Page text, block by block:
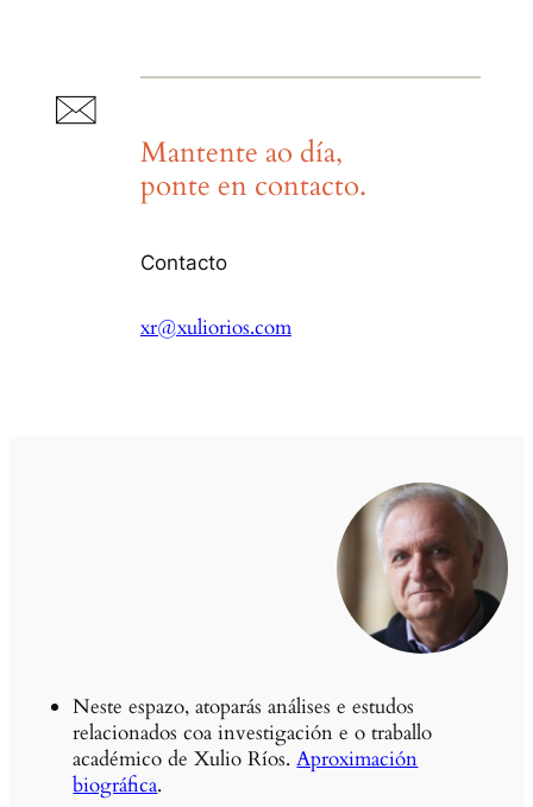
Mantente ao día,
ponte en contacto.
Contacto
xr@xuliorios.com
Neste espazo, atoparás análises e estudos
relacionados coa investigación e o traballo
académico de Xulio Ríos.Aproximación
biográfica.